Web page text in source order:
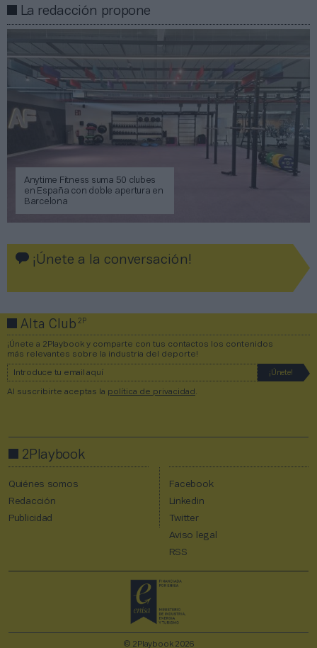
La redacción propone
Anytime Fitness suma 50 clubes
en España con doble apertura en
Barcelona
¡Únete a la conversación!
Alta Club2P
¡Únete a 2Playbook y comparte con tus contactos los contenidos
más relevantes sobre la industria del deporte!
Al suscribirte aceptas la política de privacidad
2Playbook
Quiénes somos
Redacción
Publicidad
Facebook
Linkedin
Twitter
Aviso legal
RSS
© 2Playbook 2026